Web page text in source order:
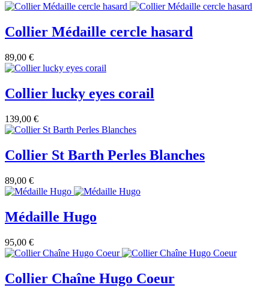
Collier Médaille cercle hasard
89,00 €
Collier lucky eyes corail
139,00 €
Collier St Barth Perles Blanches
89,00 €
Médaille Hugo
95,00 €
Collier Chaîne Hugo Coeur